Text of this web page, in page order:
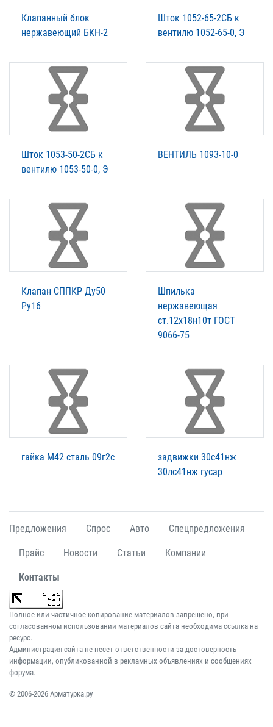
Клапанный блок
нержавеющий БКН-2
Шток 1052-65-2СБ к
вентилю 1052-65-0, Э
Шток 1053-50-2СБ к
вентилю 1053-50-0, Э
ВЕНТИЛЬ 1093-10-0
Клапан СППКР Ду50
Ру16
Шпилька
нержавеющая
ст.12х18н10т ГОСТ
9066-75
гайка М42 сталь 09г2с
задвижки 30с41нж
30лс41нж гусар
Предложения Спрос Авто Спецпредложения
Прайс Новости Статьи Компании
Контакты
Полное или частичное копирование материалов запрещено, при
согласованном использовании материалов сайта необходима ссылка на
ресурс.
Администрация сайта не несет ответственности за достоверность
информации, опубликованной в рекламных объявлениях и сообщениях
форума.
© 2006-2026 Арматурка.ру